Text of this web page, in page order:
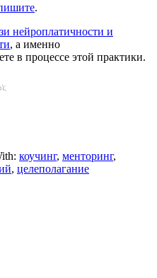
.
нейроплатичности и
, а именно
в процессе этой практики.
коучинг, менторинг,
, целеполагание